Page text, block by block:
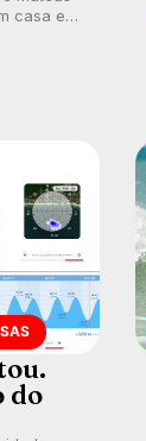
casa em
do